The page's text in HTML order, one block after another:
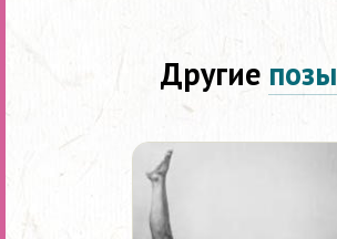
Другие позы